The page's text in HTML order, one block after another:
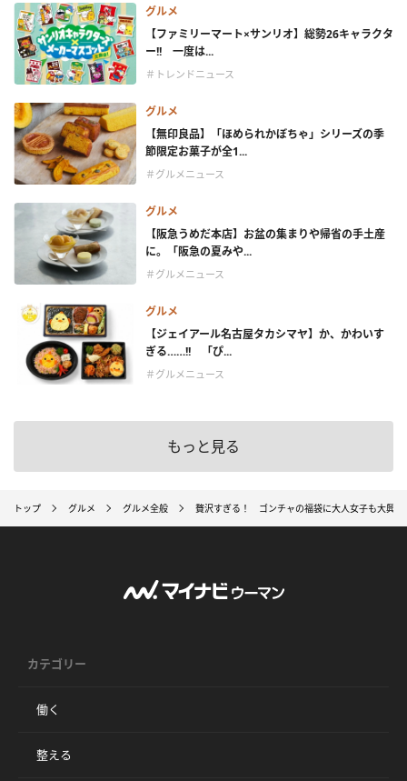
グルメ
【ファミリーマート×サンリオ】総勢26キャラクタ
ー!! 一度は...
＃トレンドニュース
グルメ
【無印良品】「ほめられかぼちゃ」シリーズの季
節限定お菓子が全1...
＃グルメニュース
グルメ
【阪急うめだ本店】お盆の集まりや帰省の手土産
に。「阪急の夏みや...
＃グルメニュース
グルメ
【ジェイアール名古屋タカシマヤ】か、かわいす
ぎる……!! 「ぴ...
＃グルメニュース
もっと見る
トップ グルメ グルメ全般 贅沢すぎる！ ゴンチャの福袋に大人女子も大興奮
カテゴリー
働く
整える